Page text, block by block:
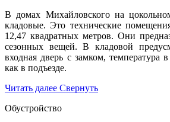
В домах Михайловского на
кладовые. Это технические
12,47 квадратных метров. Они
сезонных вещей. В кладовой
входная дверь с замком, температура
как в подъезде.
Читать далее Свернуть
Обустройство